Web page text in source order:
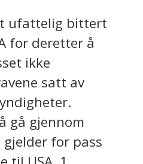
ufattelig bittert
for deretter å
ikke
satt av
gå gjennom
gjelder for pass